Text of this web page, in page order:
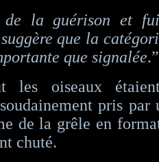
la guérison et
que la
que signalée.”
les oiseaux
pris par
de la grêle en
chuté.